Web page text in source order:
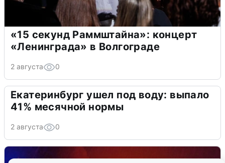
«15 секунд Раммштайна»: концерт
«Ленинграда» в Волгограде
2 августа 0
Екатеринбург ушел под воду: выпало
41% месячной нормы
2 августа 0